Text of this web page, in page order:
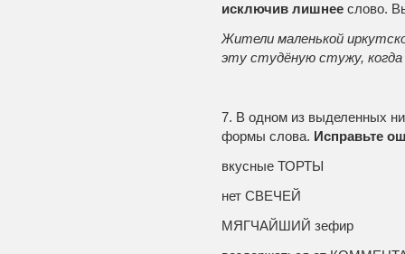
исключив лишнее слово.
Жители маленькой
эту студёную стужу,
7. В одном из выделенных
формы слова. Исправьте
вкусные ТОРТЫ
нет СВЕЧЕЙ
МЯГЧАЙШИЙ зефир